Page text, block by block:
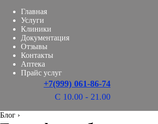
Главная
Услуги
Клиники
Документация
Отзывы
Контакты
Аптека
Прайс услуг
+7(999) 061-86-74
С 10.00 - 21.00
Блог ›